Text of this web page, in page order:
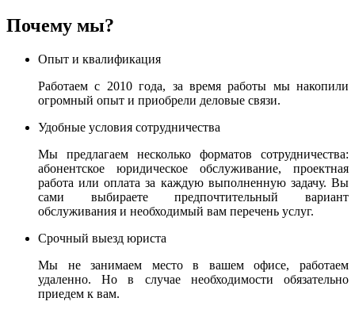
Почему мы?
Опыт и квалификация
Работаем с 2010 года, за время работы мы накопили
огромный опыт и приобрели деловые связи.
Удобные условия сотрудничества
Мы предлагаем несколько форматов сотрудничества:
абонентское юридическое обслуживание, проектная
работа или оплата за каждую выполненную задачу. Вы
сами выбираете предпочтительный вариант
обслуживания и необходимый вам перечень услуг.
Срочный выезд юриста
Мы не занимаем место в вашем офисе, работаем
удаленно. Но в случае необходимости обязательно
приедем к вам.